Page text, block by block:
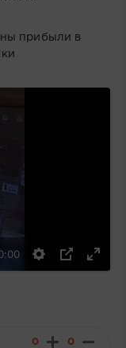
прибыли в
0 0